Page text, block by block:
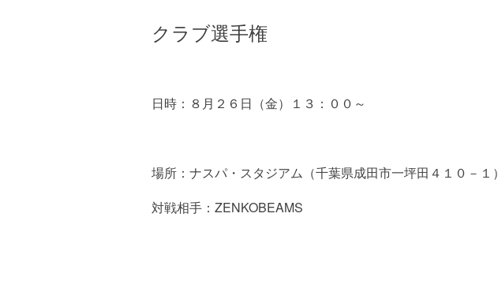
クラブ選手権
日時：８月２６日（金）１３：００～
場所：ナスパ・スタジアム（千葉県成田市一坪田４１０－１）
対戦相手：ZENKOBEAMS